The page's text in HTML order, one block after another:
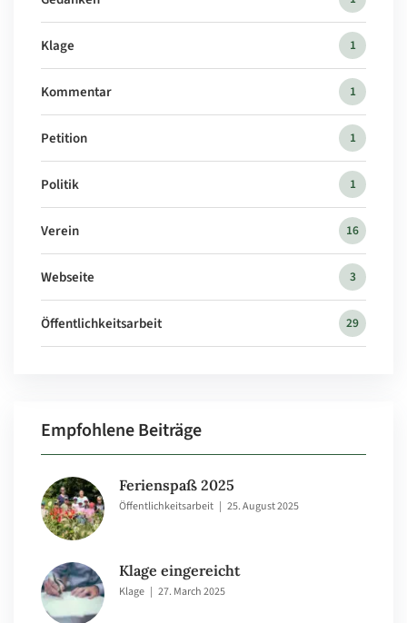
Klage 1
Kommentar 1
Petition 1
Politik 1
Verein 16
Webseite 3
Öffentlichkeitsarbeit 29
Empfohlene Beiträge
Ferienspaß 2025
Öffentlichkeitsarbeit | 25. August 2025
Klage eingereicht
Klage | 27. March 2025